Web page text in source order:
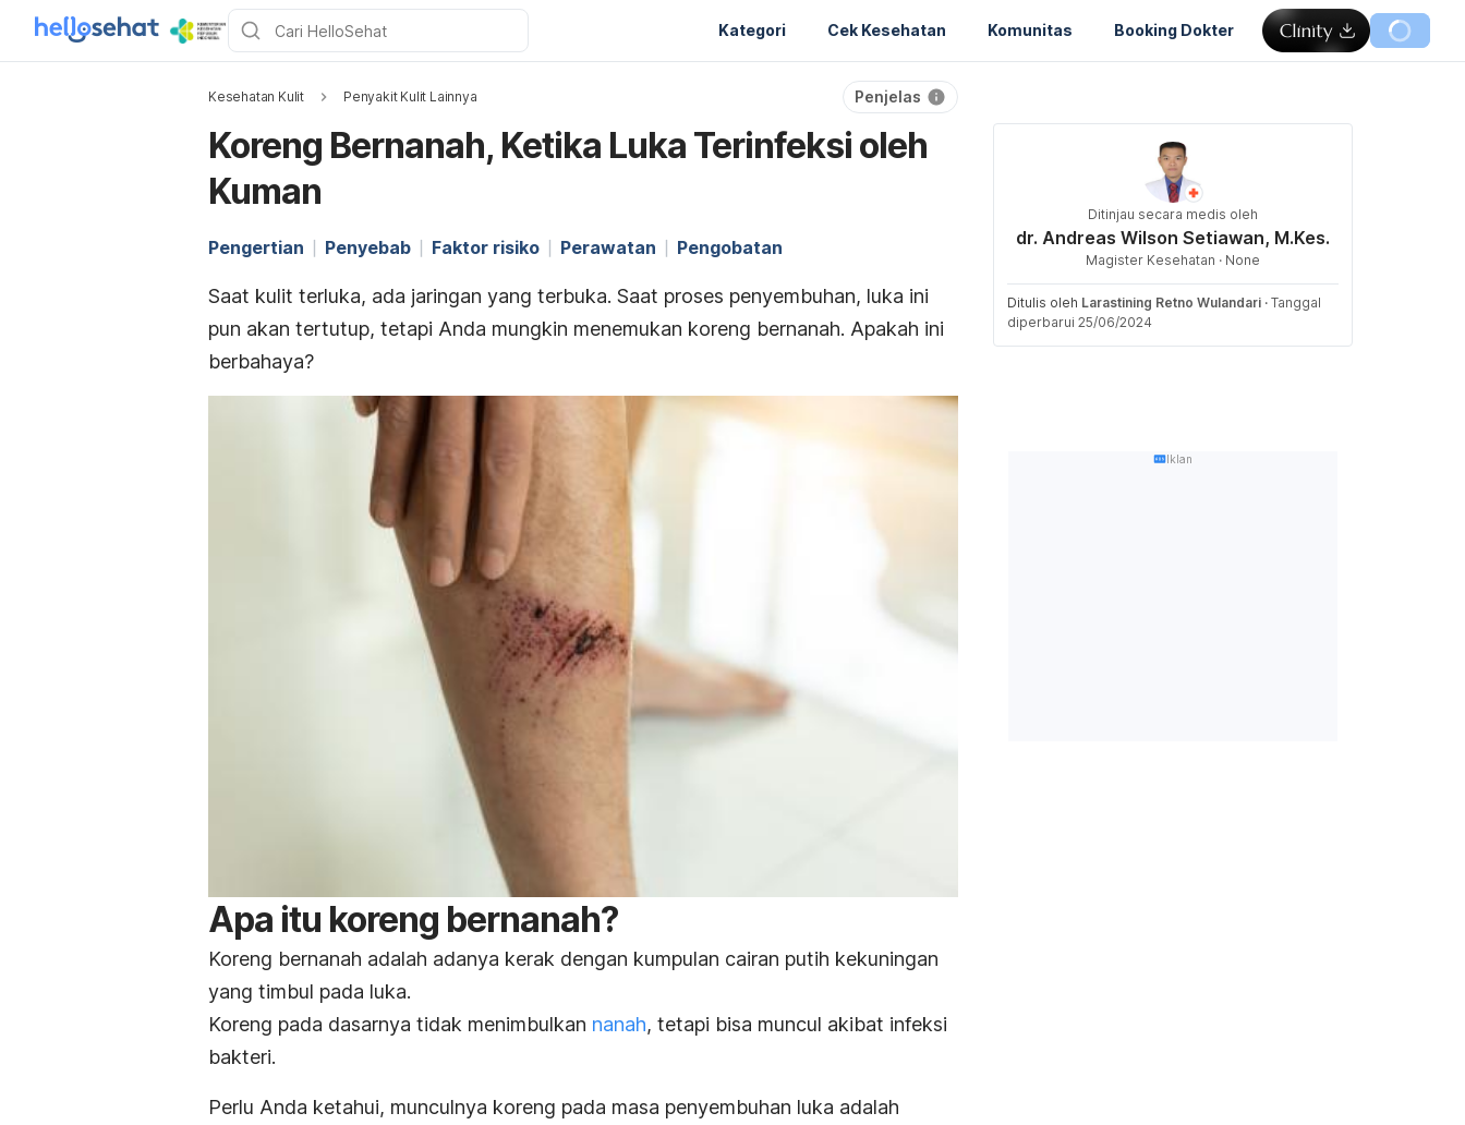
Kategori Cek Kesehatan Komunitas Booking Dokter
Kesehatan Kulit Penyakit Kulit Lainnya Penjelas
Koreng Bernanah, Ketika Luka Terinfeksi oleh
Kuman
Pengertian Penyebab Faktor risiko Perawatan Pengobatan
Saat kulit terluka, ada jaringan yang terbuka. Saat proses penyembuhan, luka ini
pun akan tertutup, tetapi Anda mungkin menemukan koreng bernanah. Apakah ini
berbahaya?
Apa itu koreng bernanah?
Koreng bernanah adalah adanya kerak dengan kumpulan cairan putih kekuningan
yang timbul pada luka.
Koreng pada dasarnya tidak menimbulkan nanah, tetapi bisa muncul akibat infeksi
bakteri.
Perlu Anda ketahui, munculnya koreng pada masa penyembuhan luka adalah
Ditinjau secara medis oleh
dr. Andreas Wilson Setiawan, M.Kes.
Magister Kesehatan · None
Ditulis oleh Larastining Retno Wulandari · Tanggal
diperbarui 25/06/2024
Iklan